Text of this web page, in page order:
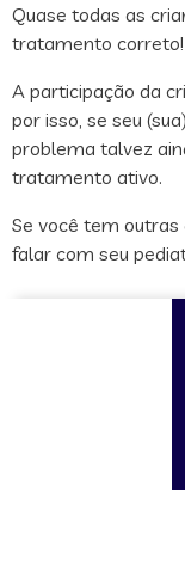
Quase todas as
tratamento correto!
A participação da
por isso, se seu
problema talvez
tratamento ativo.
Se você tem outras
falar com seu